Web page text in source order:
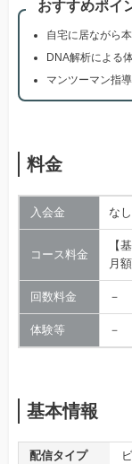
おすすめポイ
自宅に居ながら
DNA解析による
マンツーマン指
料金
入会金 なし
コース料金
【
月
回数料金 －
体験等 －
基本情報
配信タイプ